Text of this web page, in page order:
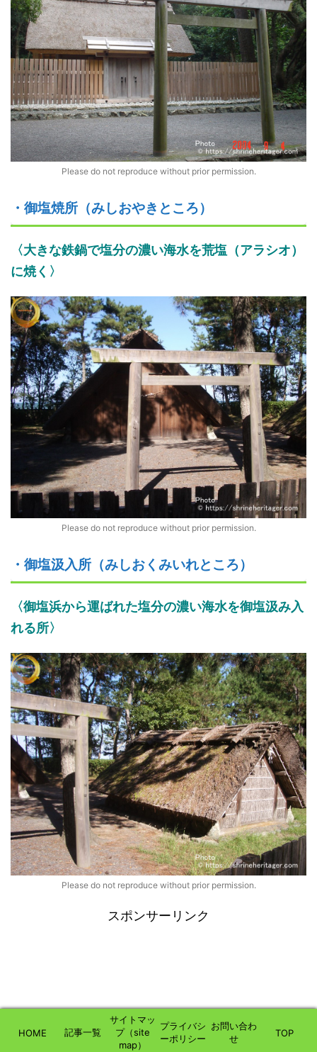
Please do not reproduce without prior permission.
・御塩焼所（みしおやきところ）
〈大きな鉄鍋で塩分の濃い海水を荒塩 （アラシオ）
に焼く 〉
Please do not reproduce without prior permission.
・御塩汲入所（みしおくみいれところ）
〈御塩浜から運ばれた塩分の濃い海水を御塩汲み入
れる所〉
Please do not reproduce without prior permission.
スポンサーリンク
HOME 記事一覧
サイトマッ
プ（site
map）
プライバシ
ーポリシー
お問い合わ
せ
TOP